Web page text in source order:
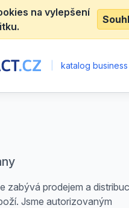
na vylepšení
katalog
zabývá prodejem a
Jsme autorizovaným